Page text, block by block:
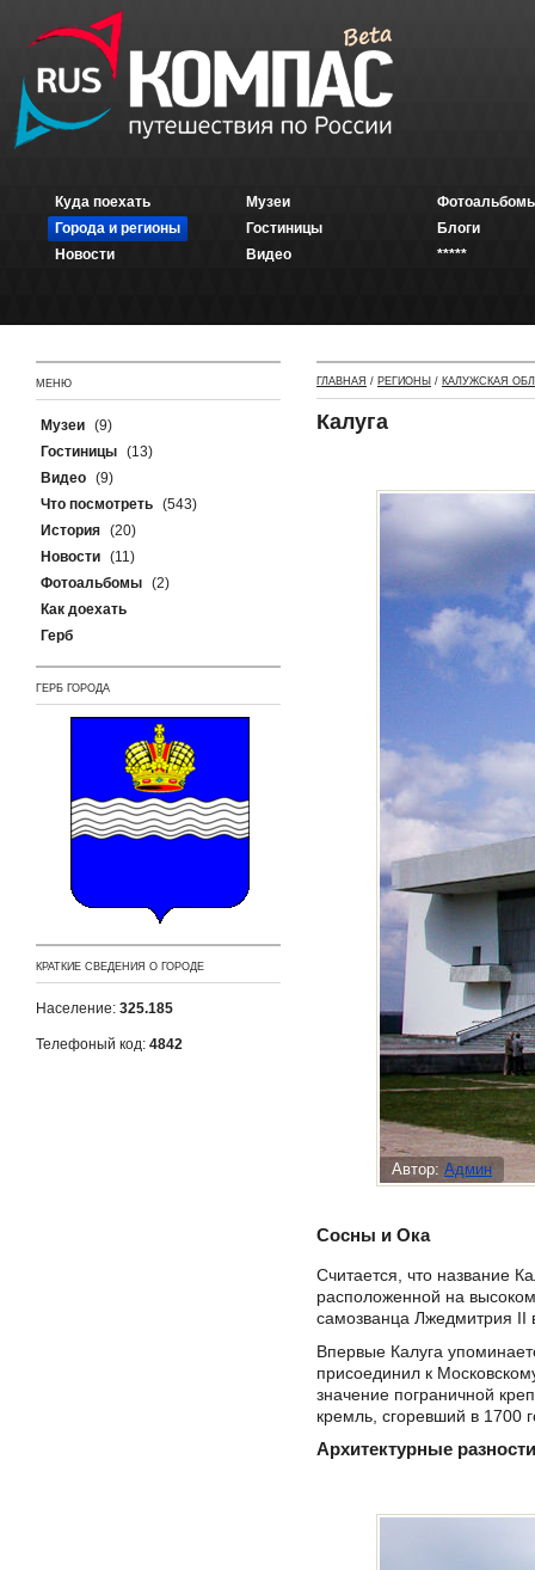
Куда поехать
Города и регионы
Новости
Музеи
Гостиницы
Видео
Блоги
*****
МЕНЮ
Музеи (9)
Гостиницы (13)
Видео (9)
Что посмотреть (543)
История (20)
Новости (11)
Фотоальбомы (2)
Как доехать
Герб
ГЕРБ ГОРОДА
КРАТКИЕ СВЕДЕНИЯ О ГОРОДЕ
Население: 325.185
Телефоный код: 4842
ГЛАВНАЯ / РЕГИОНЫ / КАЛУЖСКАЯ
Калуга
Автор: Админ
Сосны и Ока
Считается, что название
расположенной на
самозванца Лжедмитрия II
Впервые Калуга
присоединил к
значение пограничной
кремль, сгоревший в 1700
Архитектурные разности